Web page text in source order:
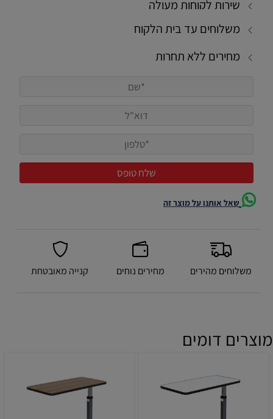
שירות לקוחות מעולה
משלוחים עד בית הלקוח
מחירים ללא תחרות
שאל אותנו על מוצר זה
משלוחים מהירים מחירים נוחים קנייה מאובטחת
מוצרים דומים